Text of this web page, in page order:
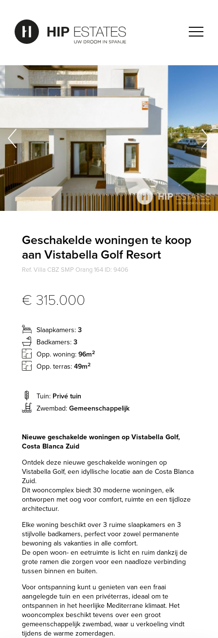
Geschakelde woningen te koop
aan Vistabella Golf Resort
Ref. Villa CBZ SMP Orang 164 ID: 9406
€ 315.000
Slaapkamers: 3
Badkamers: 3
Opp. woning: 96m2
Opp. terras: 49m2
Tuin: Privé tuin
Zwembad: Gemeenschappelijk
Nieuwe geschakelde woningen op Vistabella Golf,
Costa Blanca Zuid
Ontdek deze nieuwe geschakelde woningen op
Vistabella Golf, een idyllische locatie aan de Costa Blanca
Zuid.
Dit wooncomplex biedt 30 moderne woningen, elk
ontworpen met oog voor comfort, ruimte en een tijdloze
architectuur.
Elke woning beschikt over 3 ruime slaapkamers en 3
stijlvolle badkamers, perfect voor zowel permanente
bewoning als vakanties in alle comfort.
De open woon- en eetruimte is licht en ruim dankzij de
grote ramen die zorgen voor een naadloze verbinding
tussen binnen en buiten.
Voor ontspanning kunt u genieten van een fraai
aangelegde tuin en een privéterras, ideaal om te
ontspannen in het heerlijke Mediterrane klimaat. Het
wooncomplex beschikt tevens over een groot
gemeenschappelijk zwembad, waar u verkoeling vindt
tijdens de warme zomerdagen.